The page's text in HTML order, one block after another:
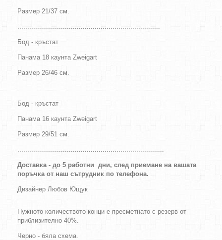
Размер 21/37 см.
........................................................................
Бод - кръстат
Панама 18 каунта Zweigart
Размер 26/46 см.
..........................................................................
Бод - кръстат
Панама 16 каунта Zweigart
Размер 29/51 см.
..........................................................................
Доставка - до 5 работни дни, след приемане на вашата
поръчка от наш сътрудник по телефона.
Дизайнер Любов Ющук
Нужното количеството конци е пресметнато с резерв от
приблизително 40%.
Черно - бяла схема.